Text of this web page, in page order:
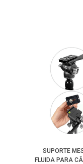
SUPORTE
FLUIDA PARA